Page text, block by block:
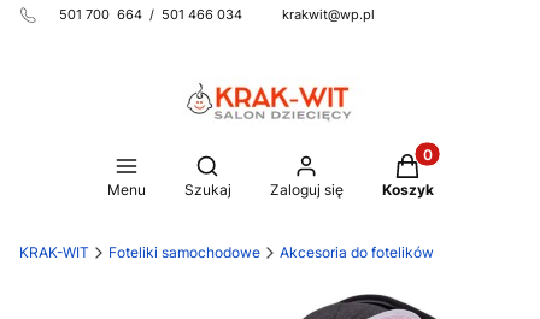
501 700 664 / 501 466 034 krakwit@wp.pl
Menu
Otwórz wyszukiwarkę
Szukaj Zaloguj się
Produkty w
Koszyk
KRAK-WIT Foteliki samochodowe Akcesoria do fotelików